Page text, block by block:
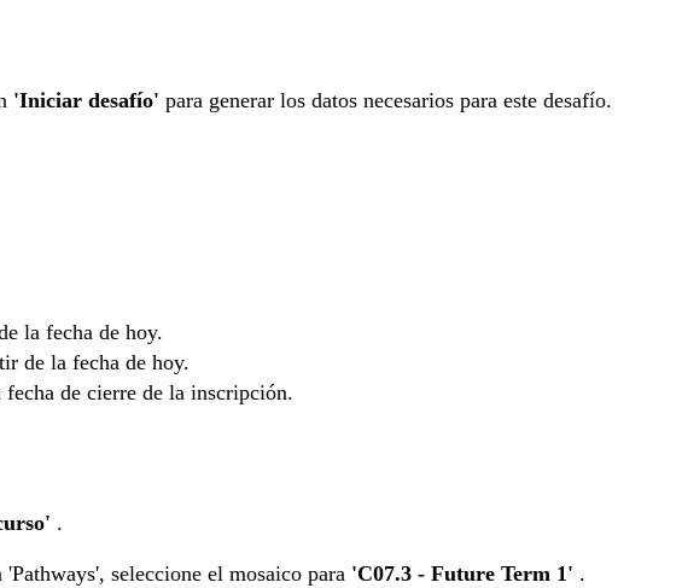
'Iniciar desafío' para generar los datos necesarios para este desafío.
la fecha de hoy.
de la fecha de hoy.
de cierre de la inscripción.
.
seleccione el mosaico para 'C07.3 - Future Term 1' .